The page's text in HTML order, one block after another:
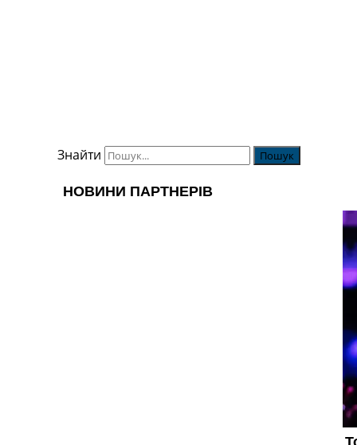
Знайти